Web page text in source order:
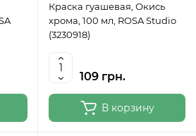
Краска гуашевая, Окись
хрома, 100 мл, ROSA Studio
(3230918)
109 грн.
В корзину